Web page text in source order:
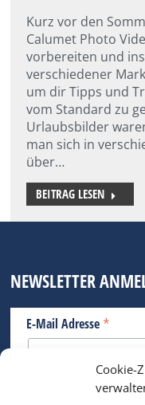
Cookie-
Kurz vor den
Calumet Photo
vorbereiten und
verschiedener
um dir Tipps und
vom Standard zu
Urlaubsbilder
man sich in
über…
BEITRAG LESEN
NEWSLETTER
E-Mail Adresse *
Bitte geben Sie Ihre E-Mail